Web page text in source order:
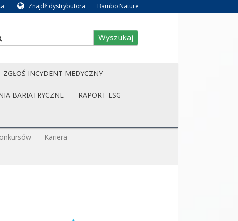
Znajdź dystrybutora Bambo Nature
Wyszukaj
ZGŁOŚ INCYDENT MEDYCZNY
BARIATRYCZNE RAPORT ESG
Kariera